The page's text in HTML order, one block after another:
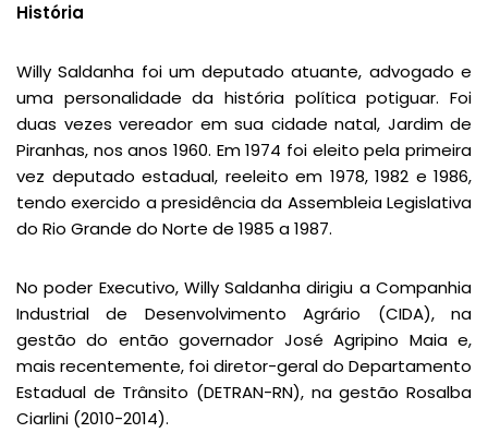
História
Willy Saldanha foi um deputado atuante, advogado e
uma personalidade da história política potiguar. Foi
duas vezes vereador em sua cidade natal, Jardim de
Piranhas, nos anos 1960. Em 1974 foi eleito pela primeira
vez deputado estadual, reeleito em 1978, 1982 e 1986,
tendo exercido a presidência da Assembleia Legislativa
do Rio Grande do Norte de 1985 a 1987.
No poder Executivo, Willy Saldanha dirigiu a Companhia
Industrial de Desenvolvimento Agrário (CIDA), na
gestão do então governador José Agripino Maia e,
mais recentemente, foi diretor-geral do Departamento
Estadual de Trânsito (DETRAN-RN), na gestão Rosalba
Ciarlini (2010-2014).